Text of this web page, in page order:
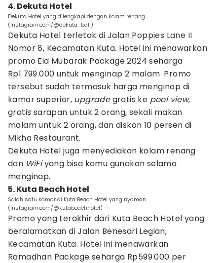
4. Dekuta Hotel
Dekuta Hotel yang dilengkapi dengan kolam renang
(Instagram.com/@dekuta_bali)
Dekuta Hotel terletak di Jalan Poppies Lane II
Nomor 8, Kecamatan Kuta. Hotel ini menawarkan
promo Eid Mubarak Package 2024 seharga
Rp1.799.000 untuk menginap 2 malam. Promo
tersebut sudah termasuk harga menginap di
kamar superior, upgradegratis ke pool view,
gratis sarapan untuk 2 orang, sekali makan
malam untuk 2 orang, dan diskon 10 persen di
Mikha Restaurant.
Dekuta Hotel juga menyediakan kolam renang
dan WiFiyang bisa kamu gunakan selama
menginap.
5. Kuta Beach Hotel
Salah satu kamar di Kuta Beach Hotel yang nyaman
(Instagram.com/@kutabeachhotel)
Promo yang terakhir dari Kuta Beach Hotel yang
beralamatkan di Jalan Benesari Legian,
Kecamatan Kuta. Hotel ini menawarkan
Ramadhan Package seharga Rp599.000 per